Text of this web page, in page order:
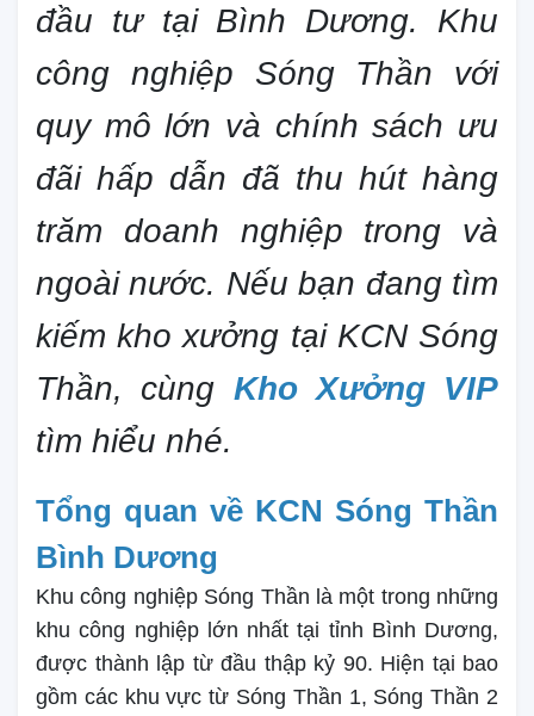
đầu tư tại Bình Dương. Khu
công nghiệp Sóng Thần với
quy mô lớn và chính sách ưu
đãi hấp dẫn đã thu hút hàng
trăm doanh nghiệp trong và
ngoài nước. Nếu bạn đang tìm
kiếm kho xưởng tại KCN Sóng
Thần, cùng Kho Xưởng VIP
tìm hiểu nhé.
Tổng quan về KCN Sóng Thần
Bình Dương
Khu công nghiệp Sóng Thần là một trong những
khu công nghiệp lớn nhất tại tỉnh Bình Dương,
được thành lập từ đầu thập kỷ 90. Hiện tại bao
gồm các khu vực từ Sóng Thần 1, Sóng Thần 2